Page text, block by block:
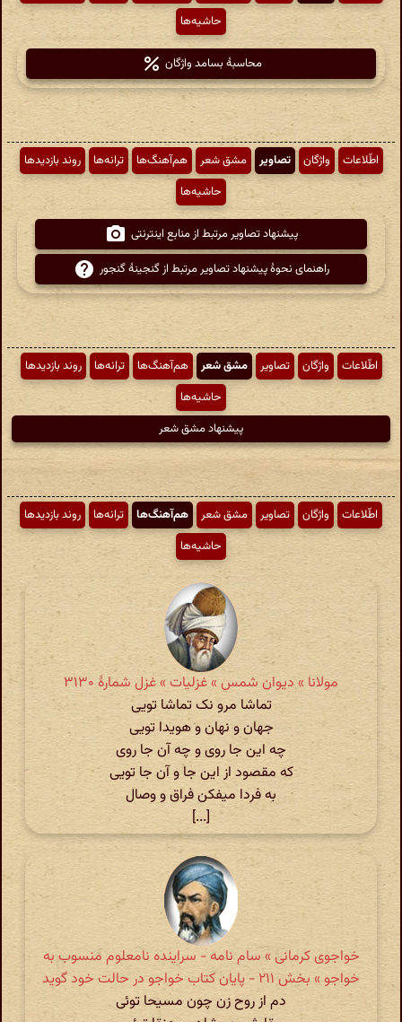
حاشیه‌ها
محاسبهٔ بسامد واژگان
اطّلاعات واژگان تصاویر مشق شعر هم‌آهنگ‌ها ترانه‌ها
روند بازدیدها
حاشیه‌ها
پیشنهاد تصاویر مرتبط از منابع اینترنتی
راهنمای نحوهٔ پیشنهاد تصاویر مرتبط از گنجینهٔ گنجور
اطّلاعات واژگان تصاویر مشق شعر هم‌آهنگ‌ها ترانه‌ها
روند بازدیدها
حاشیه‌ها
پیشنهاد مشق شعر
اطّلاعات واژگان تصاویر مشق شعر هم‌آهنگ‌ها ترانه‌ها
روند بازدیدها
حاشیه‌ها
مولانا » دیوان شمس » غزلیات » غزل شمارهٔ ۳۱۳۰
تماشا مرو نک تماشا تویی
جهان و نهان و هویدا تویی
چه این جا روی و چه آن جا روی
که مقصود از این جا و آن جا تویی
به فردا میفکن فراق و وصال
[...]
خواجوی کرمانی » سام نامه - سراینده نامعلوم منسوب به
خواجو » بخش ۲۱۱ - پایان کتاب خواجو در حالت خود گوید
دم از روح زن چون مسیحا توئی